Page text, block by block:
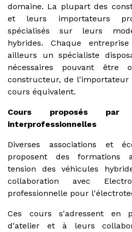
domaine. La plupart des
et leurs importateurs
spécialisés sur leurs
hybrides. Chaque
ailleurs un spécialiste
nécessaires pouvant être
constructeur, de l'importateur
cours équivalent.
Cours proposés par
interprofessionnelles
Diverses associations et
proposent des formations
tension des véhicules
collaboration avec
professionnelle pour
Ces cours s'adressent en
d'atelier et à leurs